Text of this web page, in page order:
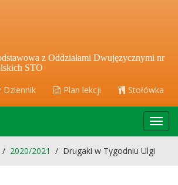
z Oddziałami Dwujęzycznymi nr
STO
Dziennik Plan lekcji Stołówka
/ 2020/2021 / Drugaki w Tygodniu Ulgi